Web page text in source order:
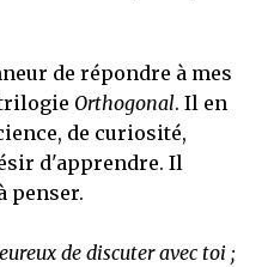
de répondre à mes
Orthogonal. Il en
de curiosité,
d'apprendre. Il
penser.
de discuter avec toi ;